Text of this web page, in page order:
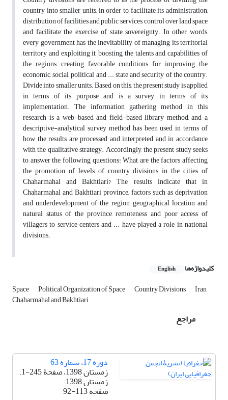
country into smaller units, in order to facilitate its administration,
distribution of facilities and public services, control over land space
and facilitate the exercise of state sovereignty. In other words,
every government has the inevitability of managing its territorial
territory and exploiting it, boosting the talents and capabilities of
the regions, creating favorable conditions for improving the
economic, social, political and ... state and security of the country.
Divide into smaller units. Based on this, the present study is applied
in terms of its purpose and is a survey in terms of its
implementation. The information gathering method in this
research is a web-based and field-based library method, and a
descriptive-analytical survey method has been used in terms of
how the results are processed and interpreted and in accordance
with the qualitative strategy. Accordingly, the present study seeks
to answer the following questions: What are the factors affecting
the promotion of levels of country divisions in the cities of
Chaharmahal and Bakhtiari? The results indicate that in
Chaharmahal and Bakhtiari province, factors such as deprivation
and underdevelopment of the region, geographical location and
natural status of the province, remoteness and poor access of
villagers to service centers and ... have played a role in national
divisions.
کلیدواژه‌ها English
Space Political Organization of Space Country Divisions Iran
Chaharmahal and Bakhtiari
مراجع
دوره 17، شماره 63
زمستان 1398، صفحۀ 245-1.
زمستان 1398
صفحه92-113